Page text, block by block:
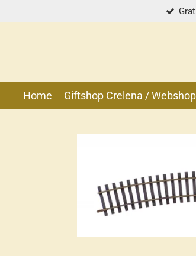
direct
Home Giftshop Crelena / Webshop